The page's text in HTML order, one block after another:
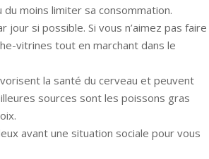
moins limiter sa consommation.
si possible. Si vous n’aimez pas faire
vitrines tout en marchant dans le
la santé du cerveau et peuvent
sources sont les poissons gras
avant une situation sociale pour vous